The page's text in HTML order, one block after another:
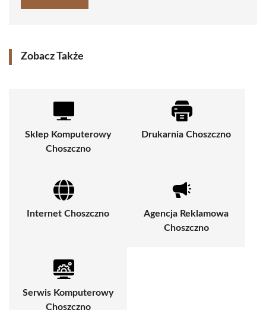
Zobacz Także
Sklep Komputerowy
Choszczno
Drukarnia Choszczno
Internet Choszczno
Agencja Reklamowa
Choszczno
Serwis Komputerowy
Choszczno